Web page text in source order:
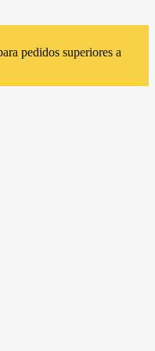
pedidos superiores a